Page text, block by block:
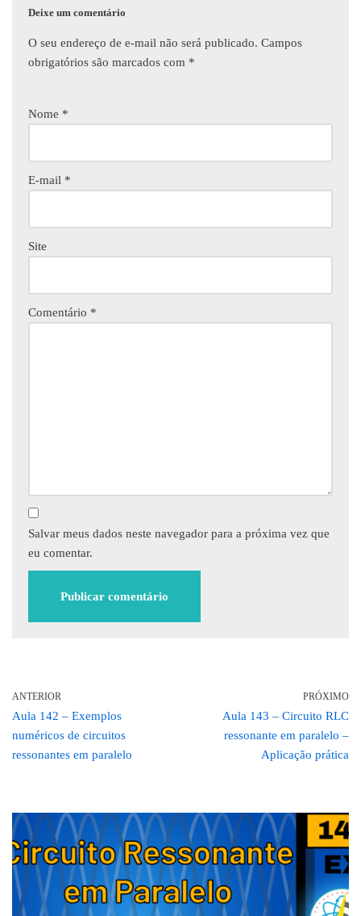
Deixe um comentário
O seu endereço de e-mail não será publicado. Campos
obrigatórios são marcados com *
Nome *
E-mail *
Site
Comentário *
Salvar meus dados neste navegador para a próxima vez que
eu comentar.
ANTERIOR
Aula 142 – Exemplos
numéricos de circuitos
ressonantes em paralelo
PRÓXIMO
Aula 143 – Circuito RLC
ressonante em paralelo –
Aplicação prática